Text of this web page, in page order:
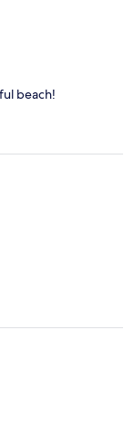
beach!